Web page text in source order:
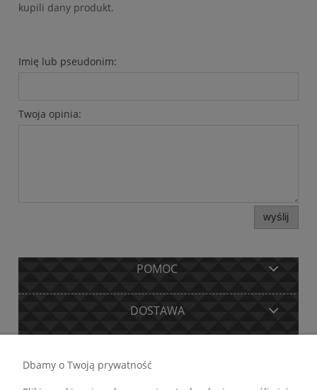
kupili dany produkt.
Imię lub pseudonim:
Twoja opinia:
wyślij
POMOC
DOSTAWA
Dbamy o Twoją prywatność